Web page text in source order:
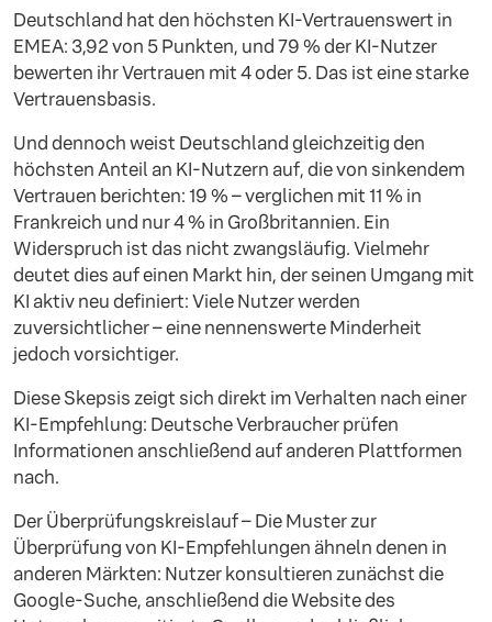
Deutschland hat den höchsten KI-Vertrauenswert in
EMEA: 3,92 von 5 Punkten, und 79 % der KI-Nutzer
bewerten ihr Vertrauen mit 4 oder 5. Das ist eine starke
Vertrauensbasis.
Und dennoch weist Deutschland gleichzeitig den
höchsten Anteil an KI-Nutzern auf, die von sinkendem
Vertrauen berichten: 19 % – verglichen mit 11 % in
Frankreich und nur 4 % in Großbritannien. Ein
Widerspruch ist das nicht zwangsläufig. Vielmehr
deutet dies auf einen Markt hin, der seinen Umgang mit
KI aktiv neu definiert: Viele Nutzer werden
zuversichtlicher – eine nennenswerte Minderheit
jedoch vorsichtiger.
Diese Skepsis zeigt sich direkt im Verhalten nach einer
KI-Empfehlung: Deutsche Verbraucher prüfen
Informationen anschließend auf anderen Plattformen
nach.
Der Überprüfungskreislauf – Die Muster zur
Überprüfung von KI-Empfehlungen ähneln denen in
anderen Märkten: Nutzer konsultieren zunächst die
Google-Suche, anschließend die Website des